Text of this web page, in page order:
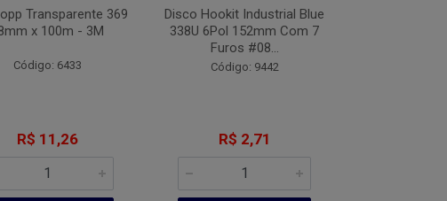
Transparente 369
x 100m - 3M
Código: 6433
R$ 11,26
Disco Hookit Industrial Blue
338U 6Pol 152mm Com 7
Furos #08...
Código: 9442
R$ 2,71